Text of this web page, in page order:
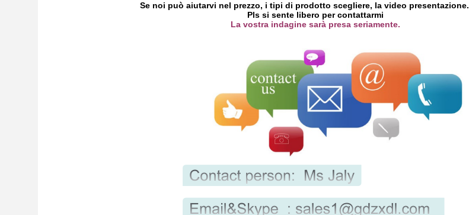
Se noi può aiutarvi nel prezzo, i tipi di prodotto scegliere, la video presentazione.
Pls si sente libero per contattarmi
La vostra indagine sarà presa seriamente.